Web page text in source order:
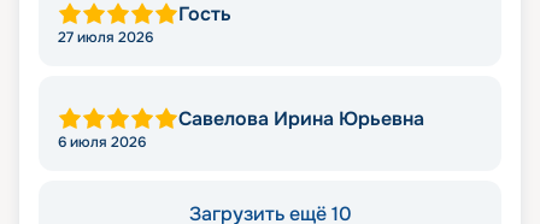
Гость
27 июля 2026
Савелова Ирина Юрьевна
6 июля 2026
Загрузить ещё 10